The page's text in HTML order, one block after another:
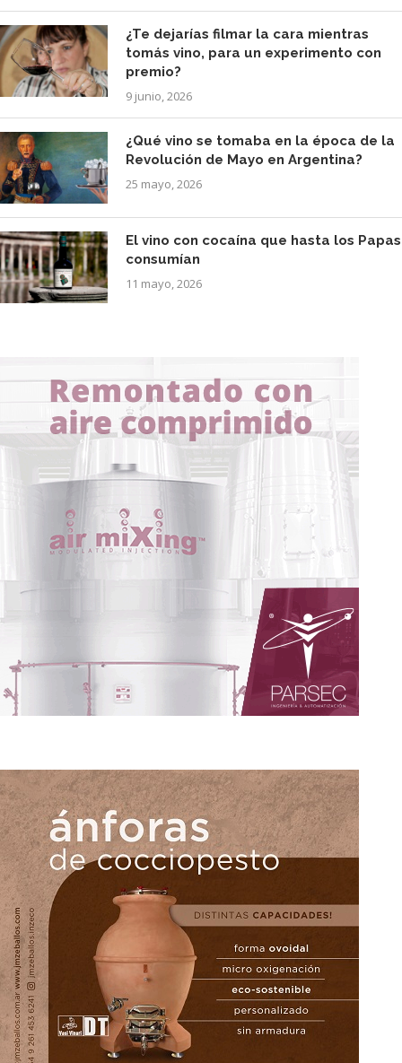
¿Te dejarías filmar la cara mientras
tomás vino, para un experimento con
premio?
9 junio, 2026
¿Qué vino se tomaba en la época de la
Revolución de Mayo en Argentina?
25 mayo, 2026
El vino con cocaína que hasta los Papas
consumían
11 mayo, 2026